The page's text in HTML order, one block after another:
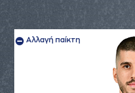
Αλλαγή παίκτη